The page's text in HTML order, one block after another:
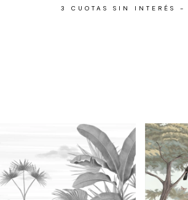
3 CUOTAS SIN INTERÉS -